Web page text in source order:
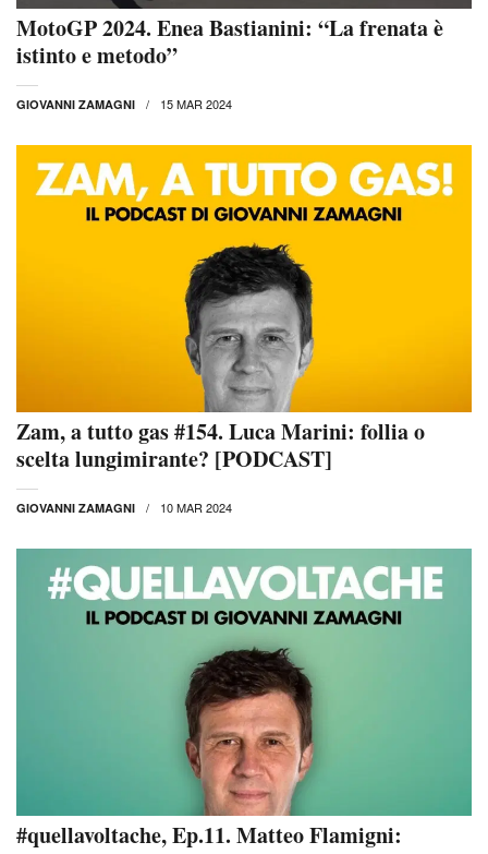
MotoGP 2024. Enea Bastianini: “La frenata è
istinto e metodo”
GIOVANNI ZAMAGNI 15 MAR 2024
Zam, a tutto gas #154. Luca Marini: follia o
scelta lungimirante? [PODCAST]
GIOVANNI ZAMAGNI 10 MAR 2024
#quellavoltache, Ep.11. Matteo Flamigni: